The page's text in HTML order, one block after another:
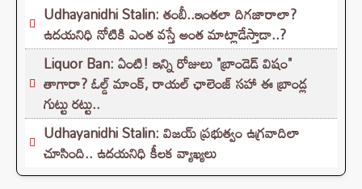
Udhayanidhi Stalin: తంబీ..ఇంతలా దిగజారాలా?
ఉదయనిధి నోటికి ఎంత వస్తే అంత మాట్లాడేస్తాడా..?
Liquor Ban: ఏంటి! ఇన్ని రోజులు "బ్రాండెడ్ విషం"
తాగారా? ఓల్డ్ మాంక్, రాయల్ ఛాలెంజ్‌ సహా ఈ బ్రాండ్ల
గుట్టు రట్టు..
Udhayanidhi Stalin: విజయ్ ప్రభుత్వం ఉగ్రవాదిలా
చూసింది.. ఉదయనిధి కీలక వ్యాఖ్యలు